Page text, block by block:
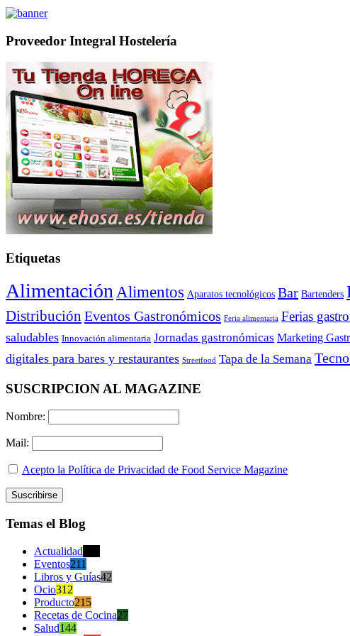
Proveedor Integral Hostelería
Etiquetas
Alimentación Alimentos Aparatos tecnológicos Bar Bartenders
Distribución Eventos Gastronómicos Feria alimentaria Ferias
saludables Innovación alimentaria Jornadas gastronómicas Marketing
digitales para bares y restaurantes Streetfood Tapa de la Semana
SUSCRIPCION AL MAGAZINE
Nombre:
Mail:
Acepto la Política de Privacidad de Food Service Magazine
Temas el Blog
Actualidad
Eventos211
Libros y Guías42
Ocio312
Producto215
Recetas de Cocina27
Salud144